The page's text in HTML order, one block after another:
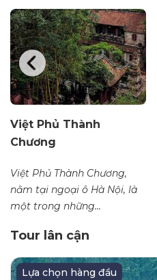
Việt Phủ Thành
Chương
Việt Phủ Thành Chương,
nằm tại ngoại ô Hà Nội, là
một trong những...
Tour lân cận
Lựa chọn hàng đầu